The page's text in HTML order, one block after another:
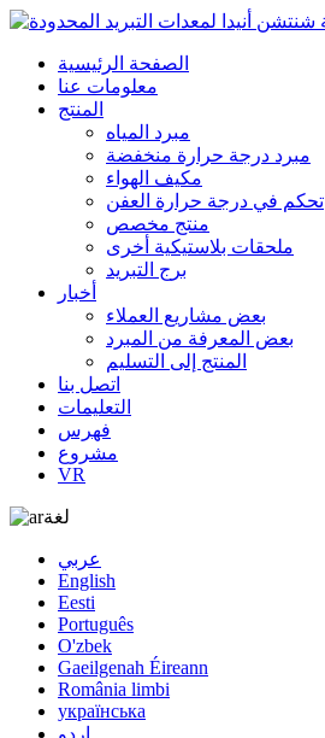
الصفحة الرئيسية
معلومات عنا
المنتج
مبرد المياه
مبرد درجة حرارة منخفضة
مكيف الهواء
تحكم في درجة حرارة العفن
منتج مخصص
ملحقات بلاستيكية أخرى
برج التبريد
أخبار
بعض مشاريع العملاء
بعض المعرفة من المبرد
المنتج إلى التسليم
اتصل بنا
التعليمات
فهرس
مشروع
VR
لغة
عربي
English
Eesti
Português
O'zbek
Gaeilgenah Éireann
România limbi
українська
اردو